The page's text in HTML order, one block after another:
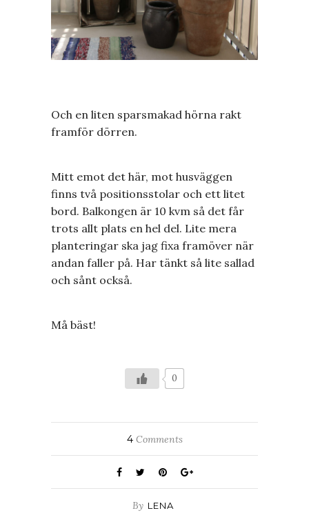
Och en liten sparsmakad hörna rakt
framför dörren.
Mitt emot det här, mot husväggen
finns två positionsstolar och ett litet
bord. Balkongen är 10 kvm så det får
trots allt plats en hel del. Lite mera
planteringar ska jag fixa framöver när
andan faller på. Har tänkt så lite sallad
och sånt också.
Må bäst!
0
4Comments
By LENA